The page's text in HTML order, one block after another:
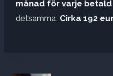
månad för varje
detsamma, Cirka 192